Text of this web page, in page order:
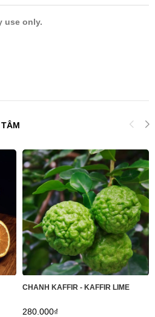
use only.
CHANH KAFFIR - KAFFIR LIME
280.000₫